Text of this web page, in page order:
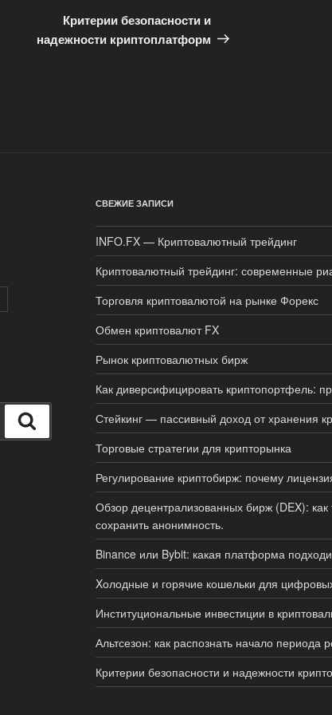
Критерии безопасности и
надежности криптоплатформ
СВЕЖИЕ ЗАПИСИ
INFO.FX — Криптовалютный трейдинг
Криптовалютный трейдинг: современные
Торговля криптовалютой на рынке Форекс
Обмен криптовалют FX
Рынок криптовалютных бирж
Как диверсифицировать криптопортфель:
Стейкинг — пассивный доход от хранения
Торговые стратегии для крипторынка
Регулирование криптобирж: почему
Обзор децентрализованных бирж (DEX): как
сохранить анонимность.
Binance или Bybit: какая платформа
Xолодные и горячие кошельки для
Институциональные инвестиции в
Альтсезон: как распознать начало периода
Критерии безопасности и надежности